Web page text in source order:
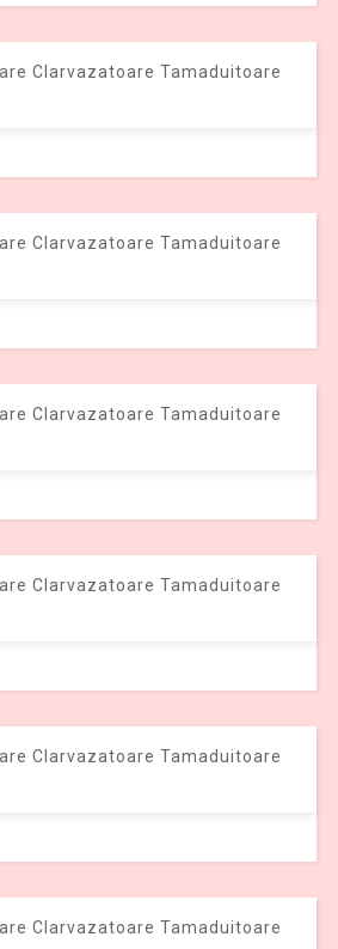
Clarvazatoare Tamaduitoare
Clarvazatoare Tamaduitoare
Clarvazatoare Tamaduitoare
Clarvazatoare Tamaduitoare
Clarvazatoare Tamaduitoare
Clarvazatoare Tamaduitoare